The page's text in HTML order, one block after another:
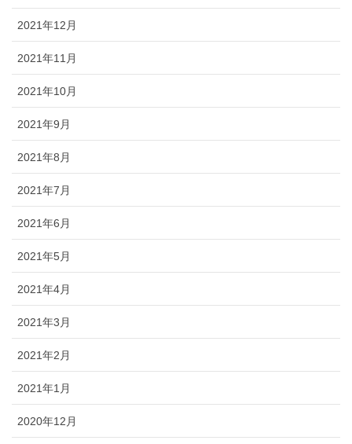
2021年12月
2021年11月
2021年10月
2021年9月
2021年8月
2021年7月
2021年6月
2021年5月
2021年4月
2021年3月
2021年2月
2021年1月
2020年12月